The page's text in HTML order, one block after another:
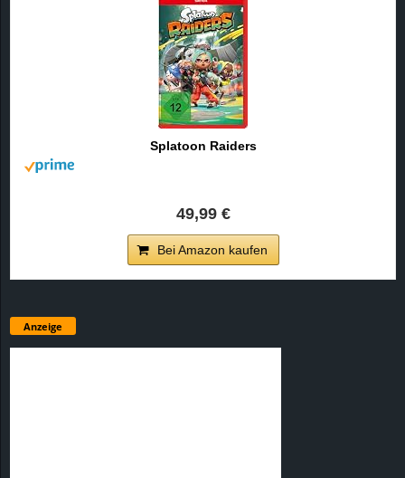
Splatoon Raiders
49,99 €
Bei Amazon kaufen
Anzeige